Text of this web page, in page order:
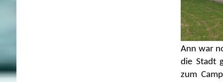
Ann war
die Stadt
zum